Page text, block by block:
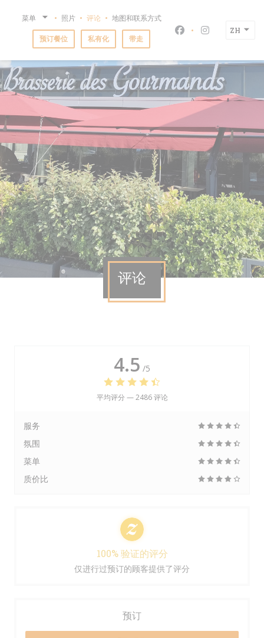
菜单 照片 评论 地图和联系方式
预订餐位 私有化 带走 Facebook ((在新窗
Instagram ((
ZH
评论
4.5 /5
平均评分 —2486 评论
服务
氛围
菜单
质价比
100% 验证的评分
仅进行过预订的顾客提供了评分
预订